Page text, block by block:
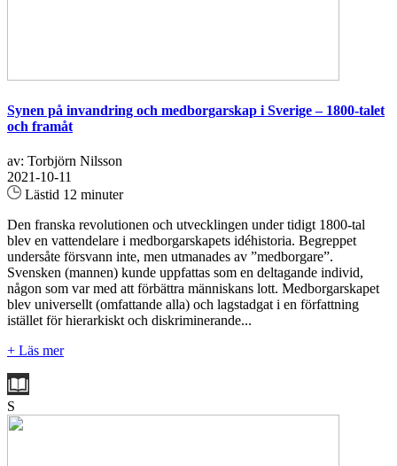
Synen på invandring och medborgarskap i Sverige – 1800-talet
och framåt
av: Torbjörn Nilsson
2021-10-11
Lästid 12 minuter
Den franska revolutionen och utvecklingen under tidigt 1800-tal
blev en vattendelare i medborgarskapets idéhistoria. Begreppet
undersåte försvann inte, men utmanades av ”medborgare”.
Svensken (mannen) kunde uppfattas som en deltagande individ,
någon som var med att förbättra människans lott. Medborgarskapet
blev universellt (omfattande alla) och lagstadgat i en författning
istället för hierarkiskt och diskriminerande...
+ Läs mer
S